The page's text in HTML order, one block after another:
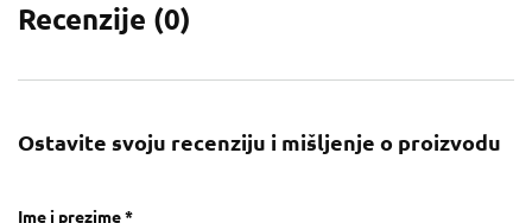
Recenzije (0)
Ostavite svoju recenziju i mišljenje o proizvodu
Ime i prezime *